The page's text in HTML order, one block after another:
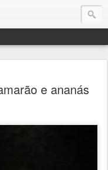
e ananás